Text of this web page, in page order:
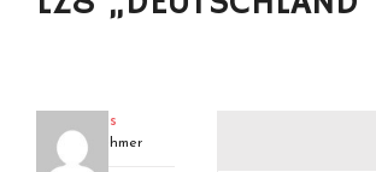
klaus
Teilnehmer